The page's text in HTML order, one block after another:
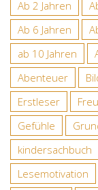
Ab 2 Jahren
Ab 6 Jahren
ab 10 Jahren
Abenteuer
Erstleser
Gefühle
kindersachbuch
Lesemotivation